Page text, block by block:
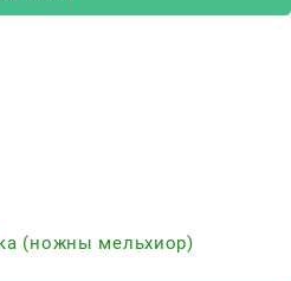
(ножны мельхиор)